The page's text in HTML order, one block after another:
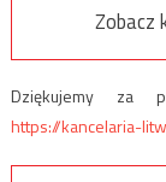
Zobacz
Dziękujemy za
https://kancelaria-